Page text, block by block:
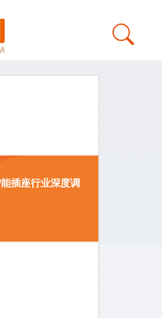
插座行业深度调